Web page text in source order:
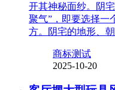
开其神秘面纱。阴
聚气”，即要选择一
方。阴宅的地形、
商标测试
2025-10-20